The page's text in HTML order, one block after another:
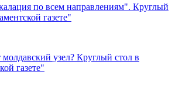
по всем направлениям". Круглый
газете"
молдавский узел? Круглый стол в
газете"